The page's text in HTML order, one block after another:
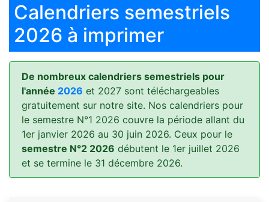
Calendriers semestriels
2026 à imprimer
De nombreux calendriers semestriels pour
l'année 2026 et 2027 sont téléchargeables
gratuitement sur notre site. Nos calendriers pour
le semestre N°1 2026 couvre la période allant du
1er janvier 2026 au 30 juin 2026. Ceux pour le
semestre N°2 2026 débutent le 1er juillet 2026
et se termine le 31 décembre 2026.